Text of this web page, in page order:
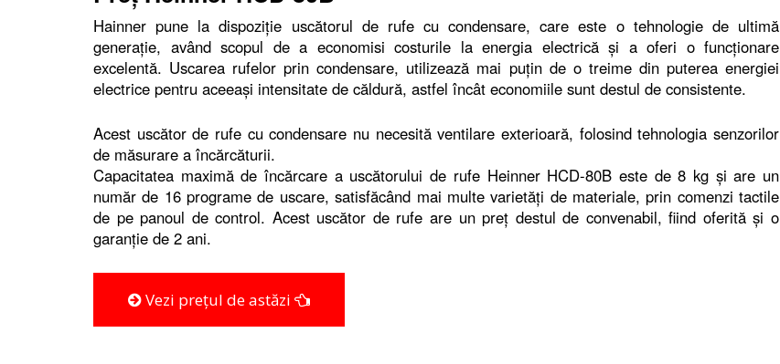
Hainner pune la dispoziţie uscătorul de rufe cu condensare, care este o tehnologie de ultimă
generaţie, având scopul de a economisi costurile la energia electrică şi a oferi o funcţionare
excelentă. Uscarea rufelor prin condensare, utilizează mai puţin de o treime din puterea energiei
electrice pentru aceeaşi intensitate de căldură, astfel încât economiile sunt destul de consistente.
Acest uscător de rufe cu condensare nu necesită ventilare exterioară, folosind tehnologia senzorilor
de măsurare a încărcăturii.
Capacitatea maximă de încărcare a uscătorului de rufe Heinner HCD-80B este de 8 kg şi are un
număr de 16 programe de uscare, satisfăcând mai multe varietăţi de materiale, prin comenzi tactile
de pe panoul de control. Acest uscător de rufe are un preţ destul de convenabil, fiind oferită şi o
garanţie de 2 ani.
Vezi prețul de astăzi